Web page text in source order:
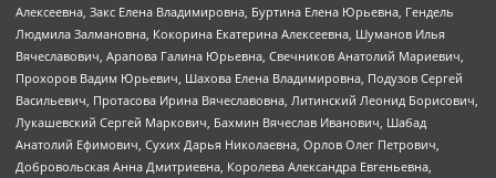
Алексеевна, Закс Елена Владимировна, Буртина Елена Юрьевна, Гендель
Людмила Залмановна, Кокорина Екатерина Алексеевна, Шуманов Илья
Вячеславович, Арапова Галина Юрьевна, Свечников Анатолий Мариевич,
Прохоров Вадим Юрьевич, Шахова Елена Владимировна, Подузов Сергей
Васильевич, Протасова Ирина Вячеславовна, Литинский Леонид Борисович,
Лукашевский Сергей Маркович, Бахмин Вячеслав Иванович, Шабад
Анатолий Ефимович, Сухих Дарья Николаевна, Орлов Олег Петрович,
Добровольская Анна Дмитриевна, Королева Александра Евгеньевна,